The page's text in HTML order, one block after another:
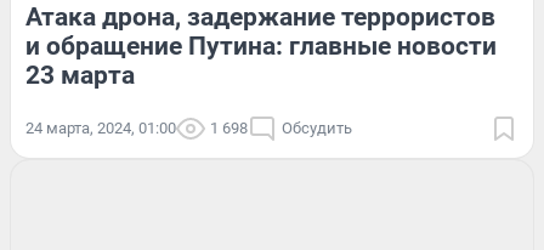
Атака дрона, задержание террористов
и обращение Путина: главные новости
23 марта
24 марта, 2024, 01:00 1 698 Обсудить